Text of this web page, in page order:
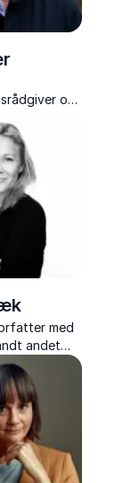
og
livet, døden
med
andet
adfærd